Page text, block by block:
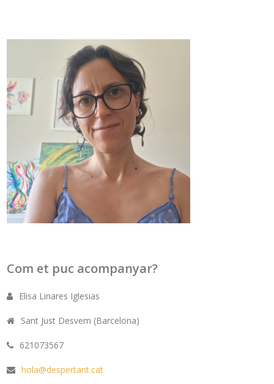
Com et puc acompanyar?
Elisa Linares Iglesias
Sant Just Desvern (Barcelona)
621073567
hola@despertant.cat